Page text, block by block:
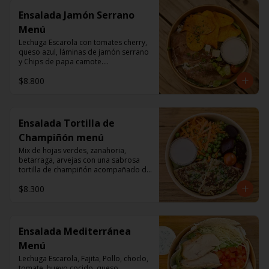
Ensalada Jamón Serrano
Menú
Lechuga Escarola con tomates cherry,
queso azul, láminas de jamón serrano
y Chips de papa camote.
$8.800
Ensalada Tortilla de
Champiñón menú
Mix de hojas verdes, zanahoria,
betarraga, arvejas con una sabrosa
tortilla de champiñón acompañado de
limón, sal, cúrcuma, comino y
$8.300
Ensalada Mediterránea
Menú
Lechuga Escarola, Fajita, Pollo, choclo,